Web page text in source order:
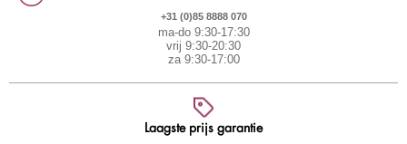
+31 (0)85 8888 070
ma-do 9:30-17:30
vrij 9:30-20:30
za 9:30-17:00
Laagste prijs garantie